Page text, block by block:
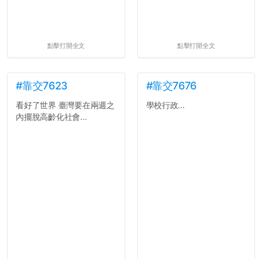
點擊打開全文 點擊打開全文
#靠交7623
看好了世界 臺灣要在兩週之
內擺脫高齡化社會...
#靠交7676
學校行政...